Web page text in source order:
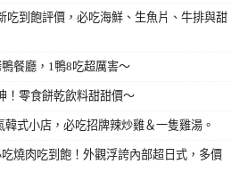
吃到飽評價，必吃海鮮、生魚片、牛排與甜
餐廳，1鴨8吃超厲害～
！零食餅乾飲料甜甜價～
式小店，必吃招牌辣炒雞＆一隻雞湯。
燒肉吃到飽！外觀浮誇內部超日式，多價